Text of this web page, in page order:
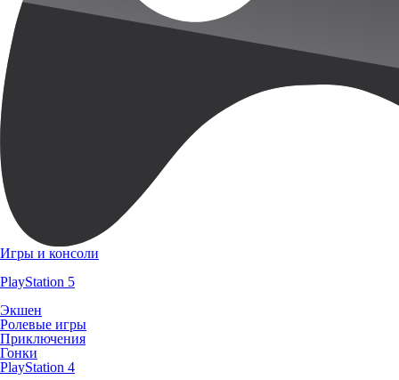
Игры и консоли
PlayStation 5
Экшен
Ролевые игры
Приключения
Гонки
PlayStation 4